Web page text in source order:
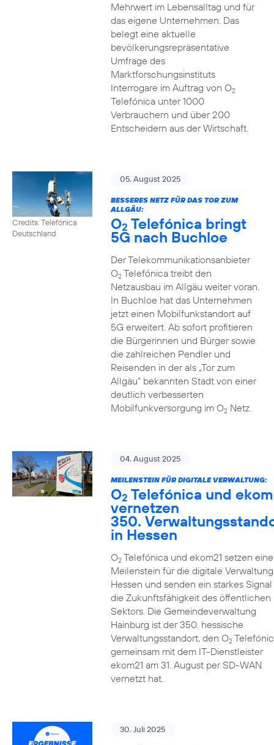
Mehrwert im Lebensalltag und für
das eigene Unternehmen. Das
belegt eine aktuelle
bevölkerungsrepräsentative
Umfrage des
Marktforschungsinstituts
Interrogare im Auftrag von O2
Telefónica unter 1000
Verbrauchern und über 200
Entscheidern aus der Wirtschaft.
Credits: Telefónica
Deutschland
05. August 2025
BESSERES NETZ FÜR DAS TOR ZUM
ALLGÄU:
O2 Telefónica bringt
5G nach Buchloe
Der Telekommunikationsanbieter
O2Telefónica treibt den
Netzausbau im Allgäu weiter voran.
In Buchloe hat das Unternehmen
jetzt einen Mobilfunkstandort auf
5G erweitert. Ab sofort profitieren
die Bürgerinnen und Bürger sowie
die zahlreichen Pendler und
Reisenden in der als „Tor zum
Allgäu“ bekannten Stadt von einer
deutlich verbesserten
Mobilfunkversorgung im O2Netz.
04. August 2025
MEILENSTEIN FÜR DIGITALE VERWALTUNG:
O2 Telefónica und
vernetzen
350.
in Hessen
O2Telefónica und ekom21 setzen
Meilenstein für die digitale
Hessen und senden ein starkes
die Zukunftsfähigkeit des öffentlichen
Sektors. Die Gemeindeverwaltung
Hainburg ist der 350. hessische
Verwaltungsstandort, den O2
gemeinsam mit dem IT-Dienstleister
ekom21 am 31. August per SD-WAN
vernetzt hat.
30. Juli 2025